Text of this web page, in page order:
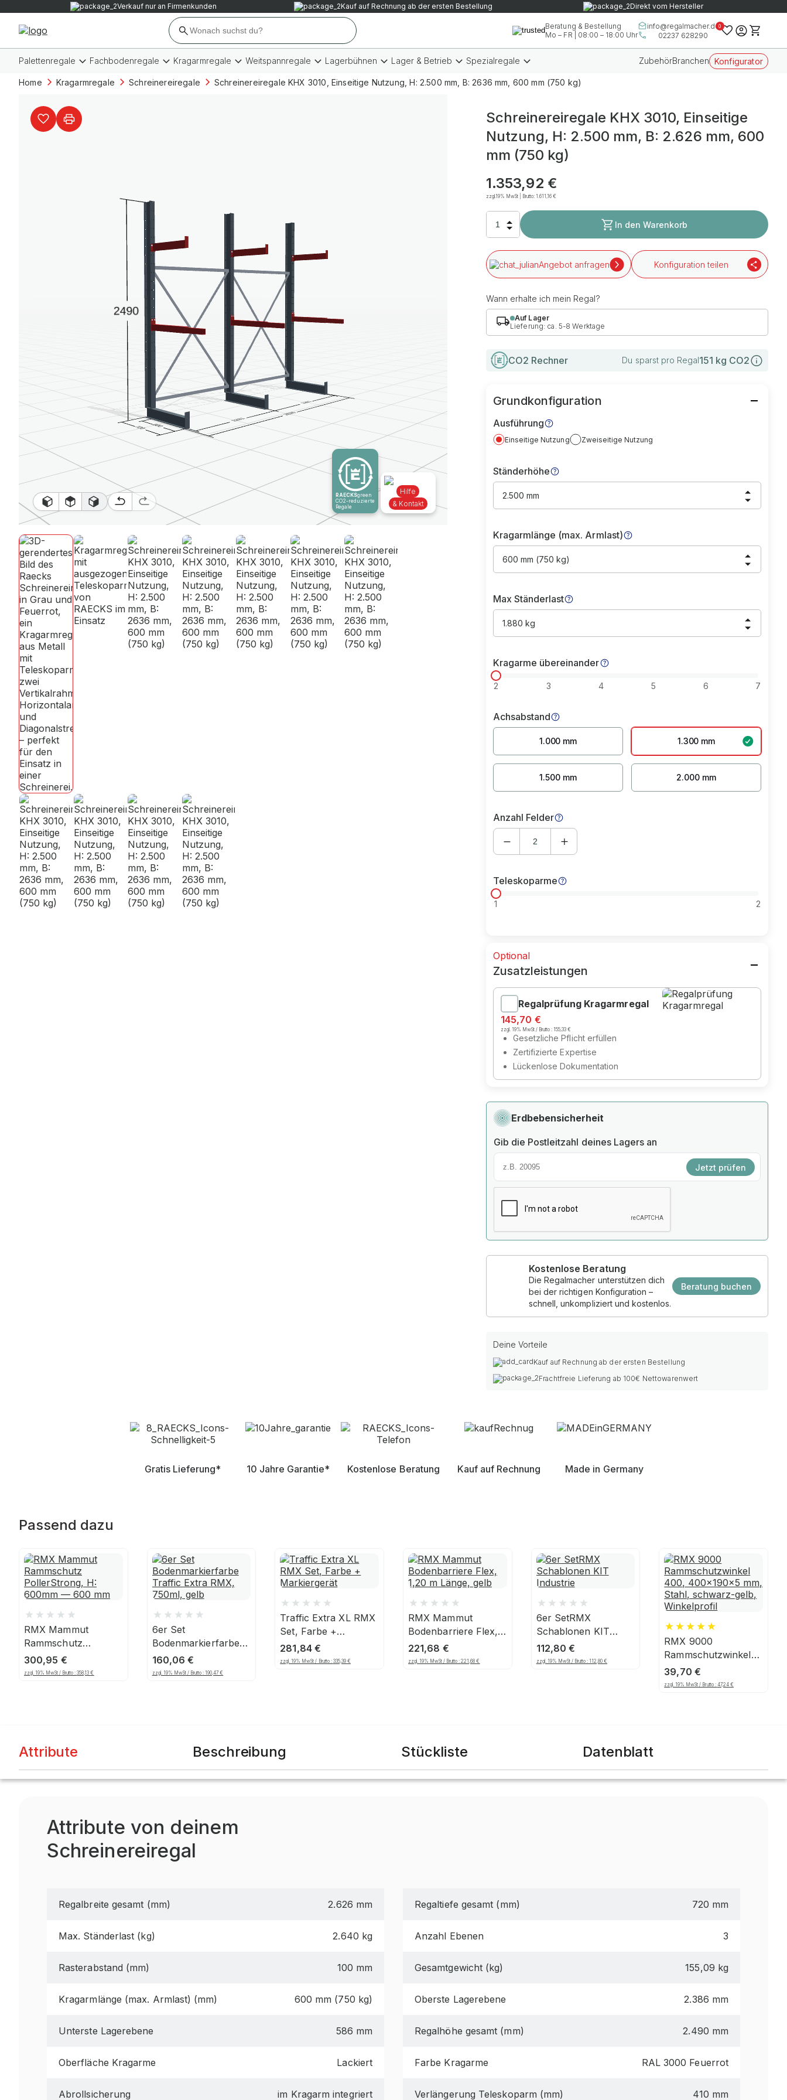
Verkauf nur an Firmenkunden Kauf auf Rechnung ab der ersten Bestellung Direkt vom Hersteller
Beratung & Bestellung
Mo – FR | 08:00 – 18:00 Uhr
info@regalmacher.de
02237 628290
0
Palettenregale Fachbodenregale Kragarmregale Weitspannregale Lagerbühnen Lager & Betrieb Spezialregale ZubehörBranchen Konfigurator
Home Kragarmregale Schreinereiregale Schreinereiregale KHX 3010, Einseitige Nutzung, H: 2.500 mm, B: 2636 mm, 600 mm (750 kg)
RAECKSgreen
CO2-reduzierte
Regale
Hilfe
& Kontakt
Schreinereiregale KHX 3010, Einseitige
Nutzung, H: 2.500 mm, B: 2.626 mm, 600
mm (750 kg)
1.353,92 €
zzgl.19% MwSt | Brutto:1.611,16 €
In den Warenkorb
Angebot anfragen Konfiguration teilen
Wann erhalte ich mein Regal?
Auf Lager
Lieferung: ca. 5-8 Werktage
CO2 Rechner Du sparst pro Regal151 kg CO2
Grundkonfiguration
Ausführung
Einseitige Nutzung Zweiseitige Nutzung
Ständerhöhe
2.500 mm
Kragarmlänge (max. Armlast)
600 mm (750 kg)
Max Ständerlast
1.880 kg
Kragarme übereinander
2 3 4 5 6 7
Achsabstand
1.000 mm 1.300 mm
1.500 mm 2.000 mm
Anzahl Felder
Teleskoparme
1 2
Optional
Zusatzleistungen
Regalprüfung Kragarmregal
145,70 €
zzgl. 19% MwSt / Brutto :155,33 €
Gesetzliche Pflicht erfüllen
Zertifizierte Expertise
Lückenlose Dokumentation
Erdbebensicherheit
Gib die Postleitzahl deines Lagers an
Jetzt prüfen
Kostenlose Beratung
Die Regalmacher unterstützen dich
bei der richtigen Konfiguration –
schnell, unkompliziert und kostenlos.
Beratung buchen
Deine Vorteile
Kauf auf Rechnung ab der ersten Bestellung
Frachtfreie Lieferung ab 100€ Nettowarenwert
Gratis Lieferung* 10 Jahre Garantie* Kostenlose Beratung Kauf auf Rechnung Made in Germany
Passend dazu
RMX Mammut
Rammschutz
PollerStrong, H:
600mm — 600 mm
300,95 €
zzgl. 19% MwSt / Brutto :358,13€
6er Set
Bodenmarkierfarbe
Traffic Extra RMX,
750ml, gelb
160,06€
zzgl. 19% MwSt / Brutto : 190,47€
Traffic Extra XL RMX
Set, Farbe +
Markiergerät
281,84 €
zzgl. 19% MwSt / Brutto : 335,39 €
RMX Mammut
Bodenbarriere Flex,
1,20 m Länge, gelb
221,68 €
zzgl. 19% MwSt / Brutto :221,68€
6er SetRMX
Schablonen KIT
Industrie
112,80€
zzgl. 19% MwSt / Brutto : 112,80€
RMX 9000
Rammschutzwinkel
400, 400x190x5 mm,
Stahl, schwarz-gelb,
39,70 €
zzgl. 19% MwSt / Brutto : 47,24 €
Attribute Beschreibung Stückliste Datenblatt
Attribute von deinem
Schreinereiregal
Regalbreite gesamt (mm) 2.626 mm Regaltiefe gesamt (mm) 720 mm
Max. Ständerlast (kg) 2.640 kg Anzahl Ebenen 3
Rasterabstand (mm) 100 mm Gesamtgewicht (kg) 155,09 kg
Kragarmlänge (max. Armlast) (mm) 600 mm (750 kg) Oberste Lagerebene 2.386 mm
Unterste Lagerebene 586 mm Regalhöhe gesamt (mm) 2.490 mm
Oberfläche Kragarme Lackiert Farbe Kragarme RAL 3000 Feuerrot
Abrollsicherung im Kragarm integriert Verlängerung Teleskoparm (mm) 410 mm